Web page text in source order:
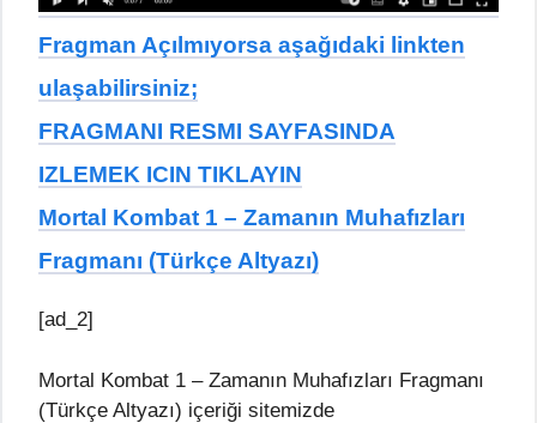
Fragman Açılmıyorsa aşağıdaki linkten
ulaşabilirsiniz;
FRAGMANI RESMI SAYFASINDA
IZLEMEK ICIN TIKLAYIN
Mortal Kombat 1 – Zamanın Muhafızları
Fragmanı (Türkçe Altyazı)
[ad_2]
Mortal Kombat 1 – Zamanın Muhafızları Fragmanı
(Türkçe Altyazı) içeriği sitemizde